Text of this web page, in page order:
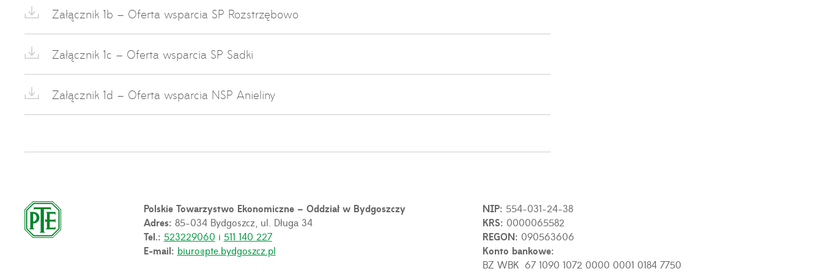
Załącznik 1b – Oferta wsparcia SP Rozstrzębowo
Załącznik 1c – Oferta wsparcia SP Sadki
Załącznik 1d – Oferta wsparcia NSP Anieliny
Polskie Towarzystwo Ekonomiczne – Oddział w Bydgoszczy
Adres: 85-034 Bydgoszcz, ul. Długa 34
Tel.: 523229060 i 511 140 227
E-mail: biuro@pte.bydgoszcz.pl
NIP:554-031-24-38
KRS: 0000065582
REGON: 090563606
Konto bankowe:
BZ WBK 67 1090 1072 0000 0001 0184 7750